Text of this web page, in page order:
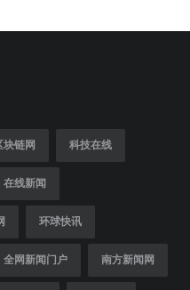
块链网 科技在线
在线新闻
环球快讯
全网新闻门户 南方新闻网